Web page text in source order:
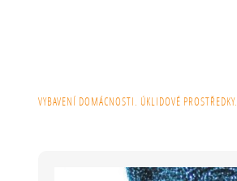
VYBAVENÍ DOMÁCNOSTI. ÚKLIDOVÉ